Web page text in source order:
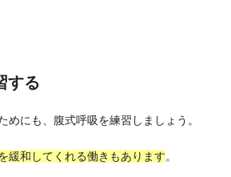
する
めにも、腹式呼吸を練習しましょう。
緩和してくれる働きもあります。